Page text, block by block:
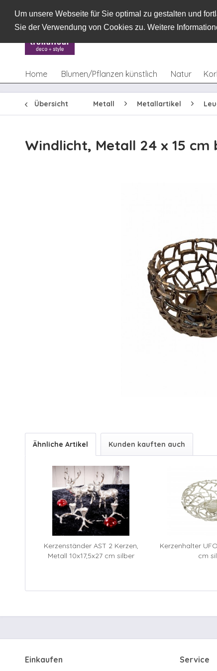
Um unsere Webseite für Sie optimal zu gestalten und
Sie der Verwendung von Cookies zu. Weitere
Home Blumen/Pflanzen künstlich Natur
Übersicht Metall Metallartikel
Windlicht, Metall 24 x 15 cm
Ähnliche Artikel Kunden kauften auch
Kerzenständer AST 2 Kerzen,
Metall 10x17,5x27 cm silber
Kerzenhalter
cm
Einkaufen Service